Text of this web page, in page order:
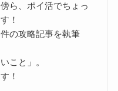
ら、ポイ活でちょっ
！
の攻略記事を執筆
こと」。
！